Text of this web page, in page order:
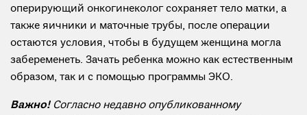
оперирующий онкогинеколог сохраняет тело матки, а
также яичники и маточные трубы, после операции
остаются условия, чтобы в будущем женщина могла
забеременеть. Зачать ребенка можно как естественным
образом, так и с помощью программы ЭКО.
Важно!Согласно недавно опубликованному